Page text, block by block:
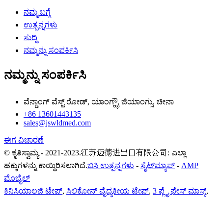
ನಮ್ಮ ಬಗ್ಗೆ
ಉತ್ಪನ್ನಗಳು
ಸುದ್ದಿ
ನಮ್ಮನ್ನು ಸಂಪರ್ಕಿಸಿ
ನಮ್ಮನ್ನು ಸಂಪರ್ಕಿಸಿ
ವೆನ್ಚಾಂಗ್ ವೆಸ್ಟ್ ರೋಡ್, ಯಾಂಗ್ಝೌ, ಜಿಯಾಂಗ್ಸು, ಚೀನಾ
+86 13601443135
sales@jswldmed.com
ಈಗ ವಿಚಾರಣೆ
© ಕೃತಿಸ್ವಾಮ್ಯ - 2021-2023.江苏迈德进出口有限公司: ಎಲ್ಲಾ
ಹಕ್ಕುಗಳನ್ನು ಕಾಯ್ದಿರಿಸಲಾಗಿದೆ.ಬಿಸಿ ಉತ್ಪನ್ನಗಳು - ಸೈಟ್‌ಮ್ಯಾಪ್ - AMP
ಮೊಬೈಲ್
ಕಿನಿಸಿಯಾಲಜಿ ಟೇಪ್, ಸಿಲಿಕೋನ್ ವೈದ್ಯಕೀಯ ಟೇಪ್, 3 ಪ್ಲೈ ಫೇಸ್ ಮಾಸ್ಕ್,